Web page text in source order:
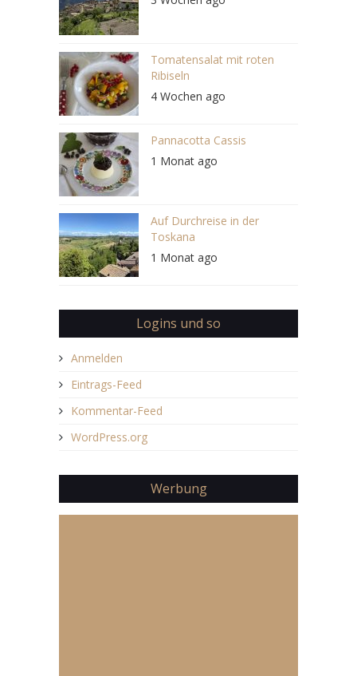
Tomatensalat mit roten
Ribiseln
4 Wochen ago
Pannacotta Cassis
1 Monat ago
Auf Durchreise in der
Toskana
1 Monat ago
Logins und so
Anmelden
Eintrags-Feed
Kommentar-Feed
WordPress.org
Werbung